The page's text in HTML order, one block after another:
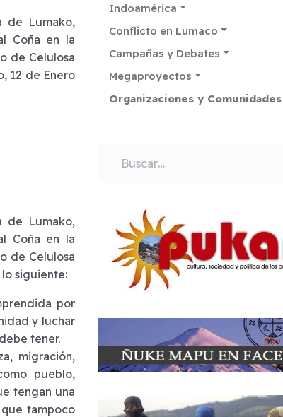
de Lumako,
Coña en la
de Celulosa
12 de Enero
de Lumako,
Coña en la
de Celulosa
siguiente:
por
y luchar
tener.
migración,
pueblo,
tengan una
tampoco
Indoamérica
Conflicto en Lumaco
Campañas y Debates
Megaproyectos
Organizaciones y
Buscar